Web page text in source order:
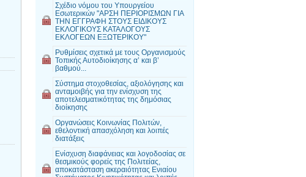
Σχέδιο νόμου του Υπουργείου
Εσωτερικών "ΑΡΣΗ ΠΕΡΙΟΡΙΣΜΩΝ ΓΙΑ
ΤΗΝ ΕΓΓΡΑΦΗ ΣΤΟΥΣ ΕΙΔΙΚΟΥΣ
ΕΚΛΟΓΙΚΟΥΣ ΚΑΤΑΛΟΓΟΥΣ
ΕΚΛΟΓΕΩΝ ΕΞΩΤΕΡΙΚΟΥ"
Ρυθμίσεις σχετικά με τους Οργανισμούς
Τοπικής Αυτοδιοίκησης α’ και β’
βαθμού...
Σύστημα στοχοθεσίας, αξιολόγησης και
ανταμοιβής για την ενίσχυση της
αποτελεσματικότητας της δημόσιας
διοίκησης
Οργανώσεις Κοινωνίας Πολιτών,
εθελοντική απασχόληση και λοιπές
διατάξεις
Ενίσχυση διαφάνειας και λογοδοσίας σε
θεσμικούς φορείς της Πολιτείας,
αποκατάσταση ακεραιότητας Ενιαίου